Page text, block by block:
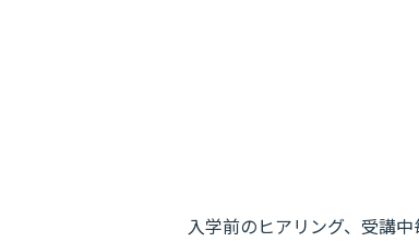
入学前のヒアリング、受講